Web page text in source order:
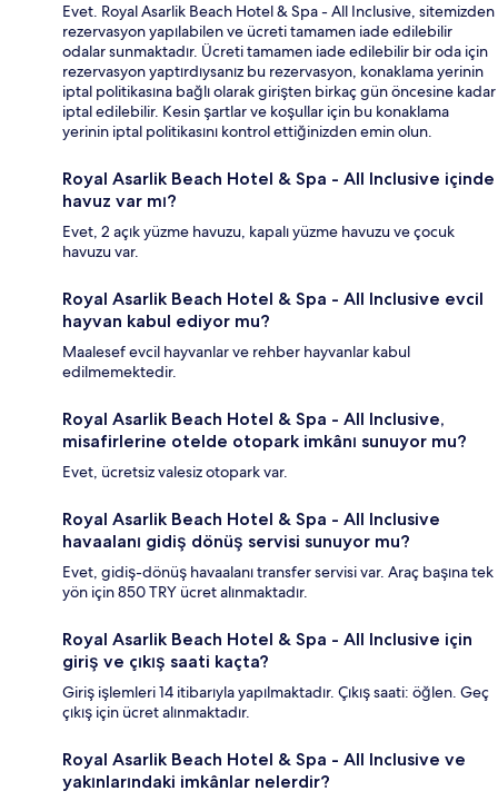
Evet. Royal Asarlik Beach Hotel & Spa - All Inclusive, sitemizden
rezervasyon yapılabilen ve ücreti tamamen iade edilebilir
odalar sunmaktadır. Ücreti tamamen iade edilebilir bir oda için
rezervasyon yaptırdıysanız bu rezervasyon, konaklama yerinin
iptal politikasına bağlı olarak girişten birkaç gün öncesine kadar
iptal edilebilir. Kesin şartlar ve koşullar için bu konaklama
yerinin iptal politikasını kontrol ettiğinizden emin olun.
Royal Asarlik Beach Hotel & Spa - All Inclusive içinde
havuz var mı?
Evet, 2 açık yüzme havuzu, kapalı yüzme havuzu ve çocuk
havuzu var.
Royal Asarlik Beach Hotel & Spa - All Inclusive evcil
hayvan kabul ediyor mu?
Maalesef evcil hayvanlar ve rehber hayvanlar kabul
edilmemektedir.
Royal Asarlik Beach Hotel & Spa - All Inclusive,
misafirlerine otelde otopark imkânı sunuyor mu?
Evet, ücretsiz valesiz otopark var.
Royal Asarlik Beach Hotel & Spa - All Inclusive
havaalanı gidiş dönüş servisi sunuyor mu?
Evet, gidiş-dönüş havaalanı transfer servisi var. Araç başına tek
yön için 850 TRY ücret alınmaktadır.
Royal Asarlik Beach Hotel & Spa - All Inclusive için
giriş ve çıkış saati kaçta?
Giriş işlemleri 14 itibarıyla yapılmaktadır. Çıkış saati: öğlen. Geç
çıkış için ücret alınmaktadır.
Royal Asarlik Beach Hotel & Spa - All Inclusive ve
yakınlarındaki imkânlar nelerdir?